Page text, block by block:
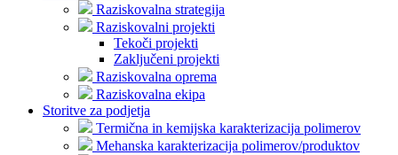
Raziskovalna strategija
Raziskovalni projekti
Tekoči projekti
Zaključeni projekti
Raziskovalna oprema
Raziskovalna ekipa
Storitve za podjetja
Termična in kemijska karakterizacija polimerov
Mehanska karakterizacija polimerov/produktov